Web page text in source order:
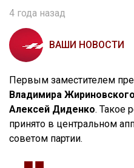
4 года назад
ВАШИ НОВОСТИ
Первым заместителем
Владимира Жириновского
Алексей Диденко. Такое
принято в центральном
советом партии.